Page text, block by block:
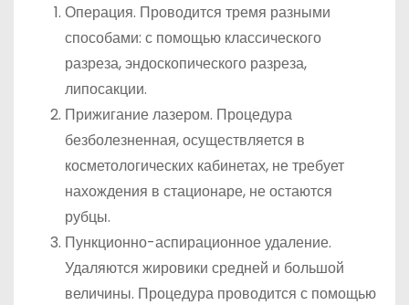
Операция. Проводится тремя разными
способами: с помощью классического
разреза, эндоскопического разреза,
липосакции.
Прижигание лазером. Процедура
безболезненная, осуществляется в
косметологических кабинетах, не требует
нахождения в стационаре, не остаются
рубцы.
Пункционно-аспирационное удаление.
Удаляются жировики средней и большой
величины. Процедура проводится с помощью